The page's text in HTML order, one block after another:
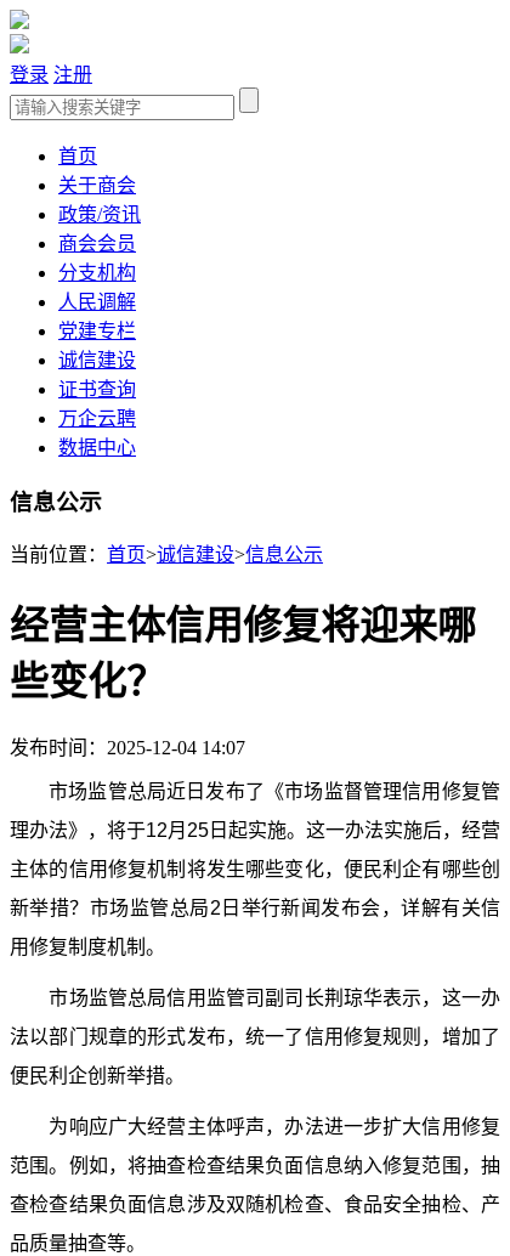
登录 注册
首页
关于商会
政策/资讯
商会会员
分支机构
人民调解
党建专栏
诚信建设
证书查询
万企云聘
数据中心
信息公示
当前位置： 首页>诚信建设>信息公示
经营主体信用修复将迎来哪
些变化？
发布时间：2025-12-04 14:07
市场监管总局近日发布了《市场监督管理信用修复管
理办法》，将于12月25日起实施。这一办法实施后，经营
主体的信用修复机制将发生哪些变化，便民利企有哪些创
新举措？市场监管总局2日举行新闻发布会，详解有关信
用修复制度机制。
市场监管总局信用监管司副司长荆琼华表示，这一办
法以部门规章的形式发布，统一了信用修复规则，增加了
便民利企创新举措。
为响应广大经营主体呼声，办法进一步扩大信用修复
范围。例如，将抽查检查结果负面信息纳入修复范围，抽
查检查结果负面信息涉及双随机检查、食品安全抽检、产
品质量抽查等。